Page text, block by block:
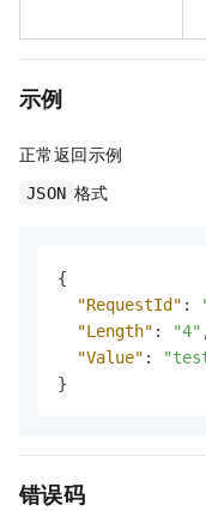
示例
正常返回示例
JSON 格式
{
"RequestId" :
"Length" : "4"
"Value" :
}
错误码